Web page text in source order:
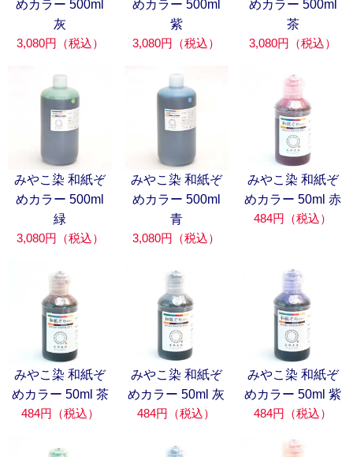
めカラー 500ml
灰
3,080円（税込）
めカラー 500ml
紫
3,080円（税込）
めカラー 500ml
茶
3,080円（税込）
みやこ染 和紙ぞ
めカラー 500ml
緑
3,080円（税込）
みやこ染 和紙ぞ
めカラー 500ml
青
3,080円（税込）
みやこ染 和紙ぞ
めカラー 50ml 赤
484円（税込）
みやこ染 和紙ぞ
めカラー 50ml 茶
484円（税込）
みやこ染 和紙ぞ
めカラー 50ml 灰
484円（税込）
みやこ染 和紙ぞ
めカラー 50ml 紫
484円（税込）